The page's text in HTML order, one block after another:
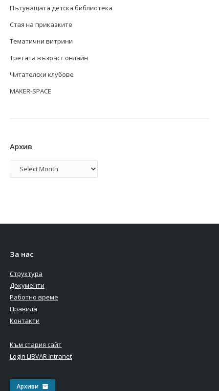
Пътуващата детска библиотека
Стая на приказките
Тематични витрини
Третата възраст онлайн
Читателски клубове
MAKER-SPACE
Архив
Архив
За нас
Структура
Документи
Работно време
Правила
Контакти
Към стария сайт
Login LIBVAR Intranet
Архиви